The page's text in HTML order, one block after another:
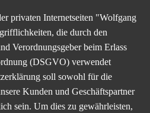
privaten Internetseiten "Wolfgang
die durch den
Verordnungsgeber beim Erlass
(DSGVO) verwendet
soll sowohl für die
Kunden und Geschäftspartner
sein. Um dies zu gewährleisten,